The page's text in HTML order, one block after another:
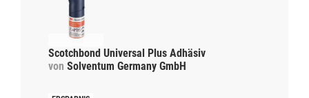
Scotchbond Universal Plus Adhäsiv
von Solventum Germany GmbH